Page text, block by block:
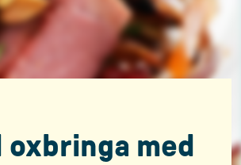
oxbringa med